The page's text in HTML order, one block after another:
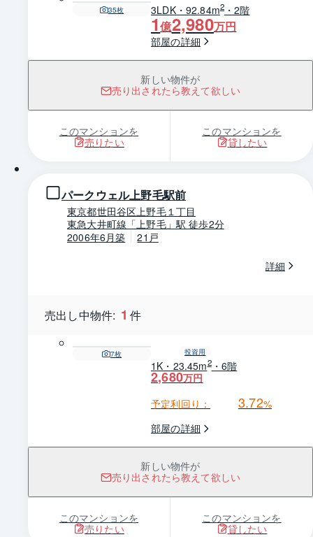
35枚 3LDK・92.84m2 ・2階
1億2,980万円
部屋の詳細
新しい物件が
売り出されたら教えて欲しい
このマンションを
売りたい
このマンションを
貸したい
パークウェル上野毛駅前
東京都世田谷区上野毛１丁目
東急大井町線「上野毛」駅 徒歩2分
2006年6月築
21戸
詳細
売出し中物件: 1 件
7枚 投資用
1K・23.45m2・6階
2,680万円
予定利回り：
3.72%
部屋の詳細
新しい物件が
売り出されたら教えて欲しい
このマンションを
売りたい
このマンションを
貸したい